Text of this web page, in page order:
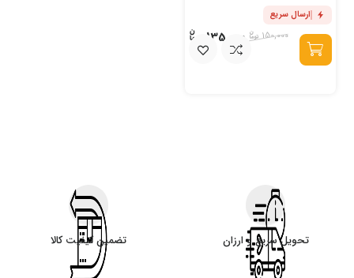
ارسال سریع
150,000
135,000
تحویل سریع و ارزان تضمین کیفیت کالا